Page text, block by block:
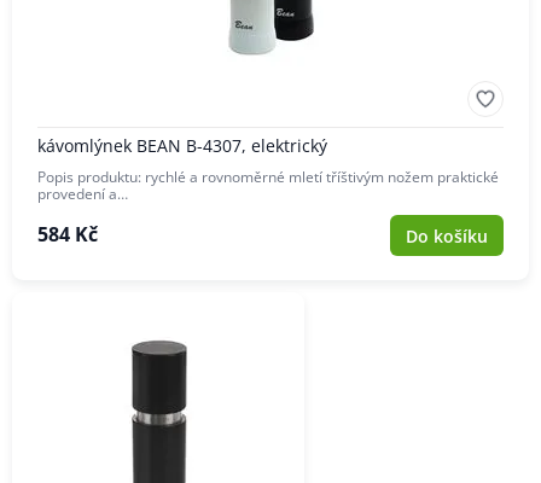
kávomlýnek BEAN B-4307, elektrický
Popis produktu: rychlé a rovnoměrné mletí tříštivým nožem praktické
provedení a…
584 Kč Do košíku